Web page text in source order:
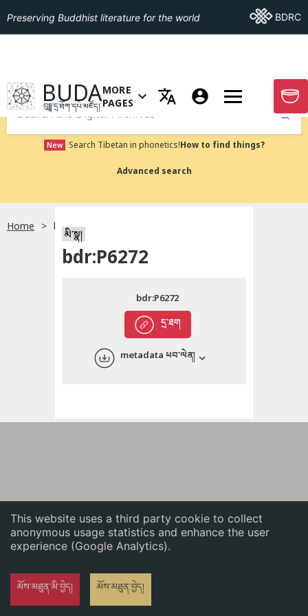
This website uses a third party cookie to collect
anonymous usage statistics and enhance the user
experience (Google Analytics).
མོས་མཐུན་མི་བྱེད། མོས་མཐུན་བྱེད།
English
Preserving Buddhist literature for the world Go ToBDRC
GO TO HOMEPAGE
BUDA
བུདྡྷ་དྲ་ཐོག་དཔེ་མཛོད།
OPEN MENU OF MORE PAGES
MORE
PAGES
GO
Submit
New Search Tibetan in phonetics!How to find things?
Advanced search
Home bdr:P6272
མི་སྣ།
bdr:P6272
དྲ་ཐག
bdr:P6272
metadata ཕབ་ལེན།